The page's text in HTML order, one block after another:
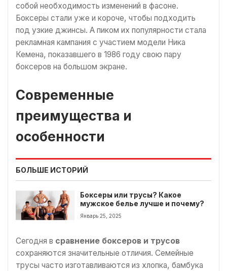
собой необходимость изменений в фасоне.
Боксеры стали уже и короче, чтобы подходить
под узкие джинсы. А пиком их популярности стала
рекламная кампания с участием модели Ника
Кемена, показавшего в 1986 году свою пару
боксеров на большом экране.
Современные
преимущества и
особенности
БОЛЬШЕ ИСТОРИЙ
Боксеры или трусы? Какое
мужское белье лучше и почему?
Январь 25, 2025
Сегодня в сравнение боксеров и трусов
сохраняются значительные отличия. Семейные
трусы часто изготавливаются из хлопка, бамбука